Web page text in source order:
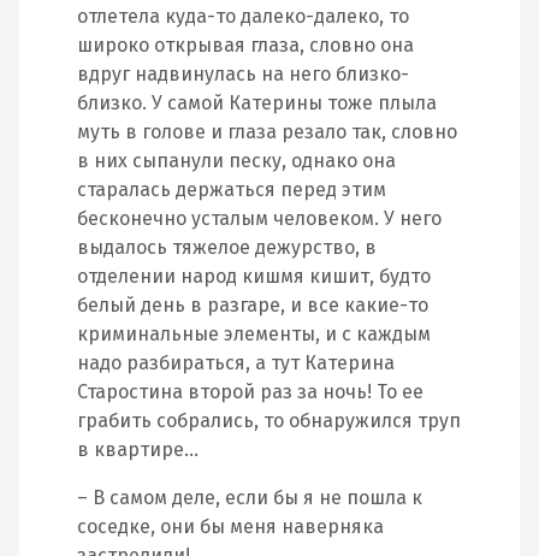
отлетела куда-то далеко-далеко, то
широко открывая глаза, словно она
вдруг надвинулась на него близко-
близко. У самой Катерины тоже плыла
муть в голове и глаза резало так, словно
в них сыпанули песку, однако она
старалась держаться перед этим
бесконечно усталым человеком. У него
выдалось тяжелое дежурство, в
отделении народ кишмя кишит, будто
белый день в разгаре, и все какие-то
криминальные элементы, и с каждым
надо разбираться, а тут Катерина
Старостина второй раз за ночь! То ее
грабить собрались, то обнаружился труп
в квартире…
– В самом деле, если бы я не пошла к
соседке, они бы меня наверняка